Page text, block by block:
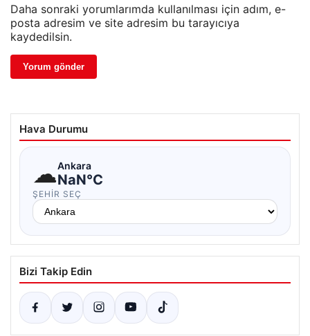
Daha sonraki yorumlarımda kullanılması için adım, e-
posta adresim ve site adresim bu tarayıcıya
kaydedilsin.
Hava Durumu
☁Ankara
NaN°C
ŞEHIR SEÇ
Bizi Takip Edin